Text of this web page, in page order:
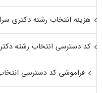
هزینه انتخاب رشته دکتری
کد دسترسی انتخاب رشته
فراموشی کد دسترسی